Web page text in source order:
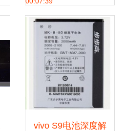
元
vivo S9电池深度解